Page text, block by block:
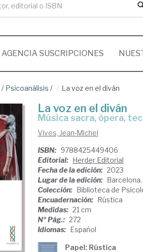
AGENCIA SUSCRIPCIONES
/ Psicoanálisis / La voz en el diván
La voz en el diván
música sacra, ópera,
Vives, Jean-Michel
ISBN: 9788425449406
Editorial: Herder Editorial
Fecha de la edición: 2023
Lugar de la edición:
Colección: Biblioteca de
Encuadernación: Rústica
Medidas: 21 cm
Nº Pág.: 272
Idiomas: Español
Papel: Rústica